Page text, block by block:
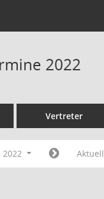
2022
Vertreter
2022 Aktuell